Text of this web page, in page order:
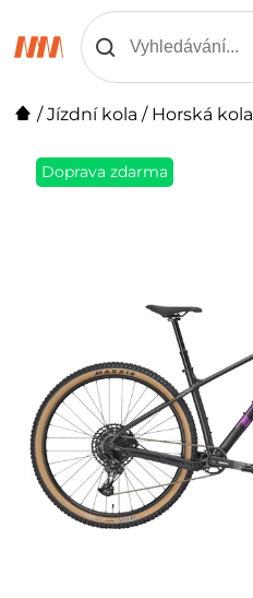
/Jízdní kola / Horská kola
Doprava zdarma